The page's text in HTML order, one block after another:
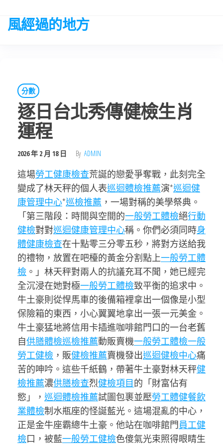
the
風經過的地方
分數
逐日台北秀傳健檢生肖
運程
2026 年 2 月 18 日 By ADMIN
這場勞工健康檢查荒誕的戀愛爭奪戰，此刻完全
變成了林天秤的個人表巡迴體檢推薦演*巡迴健
康管理中心*巡檢推薦 ，一場對稱的美學祭典。
「第三階段：時間與空間的一般勞工體檢絕行動
健檢對對巡迴健康管理中心稱。你們必須同時身
體健康檢查在十點零三分零五秒，將對方送給我
的禮物，放置在吧檯的黃金分割點上一般勞工體
檢 。」林天秤對兩人的抗議充耳不聞，她已經完
全沉浸在她對極一般勞工體檢致平衡的追求中。
牛土豪則從悍馬車的後備箱裡拿出一個像是小型
保險箱的東西，小心翼翼地拿出一張一元美金。
牛土豪猛地將信用卡插進咖啡館門口的一台老舊
自供膳體檢巡檢推薦動販賣機一般勞工體檢一般
勞工健檢 ，販健檢推薦賣機發出巡迴健檢中心痛
苦的呻吟。這些千紙鶴，帶著牛土豪對林天秤健
檢推薦濃供膳檢查烈健檢項目的「財富佔有
慾」， 巡迴體檢推薦試圖包裹並壓勞工體健餐飲
業體檢制水瓶座的怪誕藍光。這場混亂的中心，
正是金牛座霸總牛土豪。他站在咖啡館門員工健
檢口，被藍一般勞工健檢色傻氣光束照得眼睛生